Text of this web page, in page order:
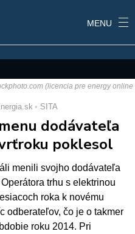
MENU
(licencia pre energy online
SITA
dodávateľa
poklesol
menili svojho dodávateľa
trhu s elektrinou
roka k novému
odberateľov, čo je o takmer
roku 2014. Pri